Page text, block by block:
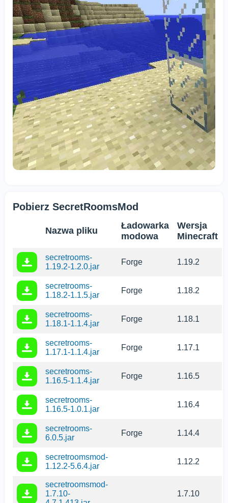
Pobierz SecretRoomsMod
Nazwa pliku
Ładowarka
modowa
Wersja
Minecraft
secretrooms-
1.19.2-1.2.0.jar
Forge 1.19.2
secretrooms-
1.18.2-1.1.5.jar
Forge 1.18.2
secretrooms-
1.18.1-1.1.4.jar
Forge 1.18.1
secretrooms-
1.17.1-1.1.4.jar
Forge 1.17.1
secretrooms-
1.16.5-1.1.4.jar
Forge 1.16.5
secretrooms-
1.16.5-1.0.1.jar
1.16.4
secretrooms-
6.0.5.jar
Forge 1.14.4
secretroomsmod-
1.12.2-5.6.4.jar
1.12.2
secretroomsmod-
1.7.10-
1.7.10